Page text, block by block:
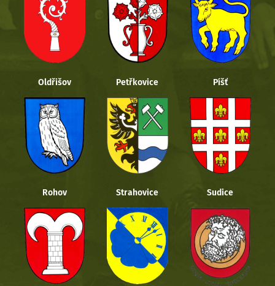
Oldřišov Petřkovice Píšť
Rohov Strahovice Sudice